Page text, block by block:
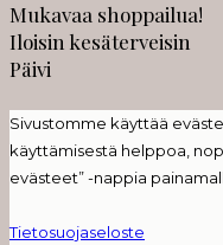
Mukavaa shoppailua!
Iloisin kesäterveisin
Päivi
Sivustomme käyttää
käyttämisestä helppoa,
evästeet” -nappia
Tietosuojaseloste